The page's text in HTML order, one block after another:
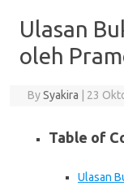
Ulasan
oleh
BySyakira 23
Table of
Ulasan